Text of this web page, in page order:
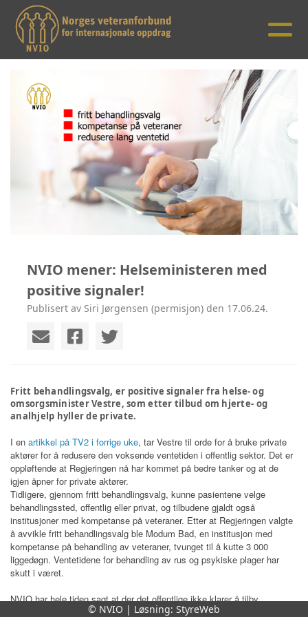
NVIO mener: Helseministeren med
positive signaler!
Publisert av Siri Jørgensen (permisjon) den 17.06.24.
Fritt behandlingsvalg, er positive signaler fra helse- og
omsorgsminister Vestre, som etter tilbud om hjerte- og
analhjelp hyller de private.
I en artikkel på TV2 i forrige uke, tar Vestre til orde for å bruke private
aktører for å redusere den voksende ventetiden i offentlig sektor. Det er
oppløftende at Regjeringen nå har kommet på bedre tanker og at de
igjen åpner for private aktører.
Tidligere, gjennom fritt behandlingsvalg, kunne pasientene velge
behandlingssted, offentlig eller privat, og tilbudene gjaldt også
institusjoner med kompetanse på veteraner. Etter at Regjeringen valgte
å avvikle fritt behandlingsvalg ble Modum Bad, en institusjon med
kompetanse på behandling av veteraner, tvunget til å kutte 3 000
liggedøgn. Ventetidene for behandling av rus og psykiske plager har
skutt i været.
NVIO har hele tiden sagt at der det offentlige ikke klarer å tilby
tilstrekkelig helsetjenester, må private institusjoner med kompetanse på
© NVIO | Løsning: StyreWeb